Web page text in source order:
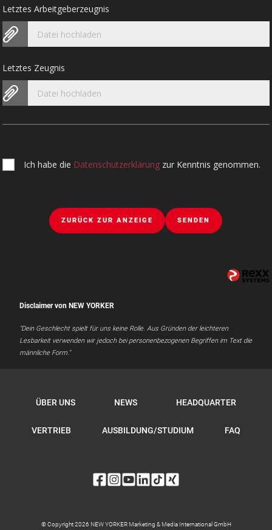
Letztes Arbeitgeberzeugnis
Datei hochladen
Letztes Zeugnis
Datei hochladen
Ich habe die Datenschutzerklärung zur Kenntnis genommen.
ZURÜCK ZUR ANZEIGE SENDEN
Disclaimer von NEW YORKER
"Dein Geschlecht spielt für uns keine Rolle. Aus Gründen der leichteren
Lesbarkeit verwenden wir jedoch bei personenbezogenen Begriffen im Text die
männliche Form."
ÜBER UNS NEWS HEADQUARTER
VERTRIEB AUSBILDUNG/STUDIUM FAQ
© Copyright 2026 NEW YORKER Marketing & Media International GmbH